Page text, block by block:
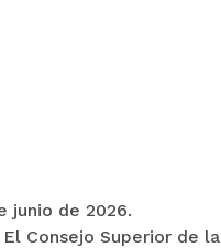
junio de 2026.
Consejo Superior de la